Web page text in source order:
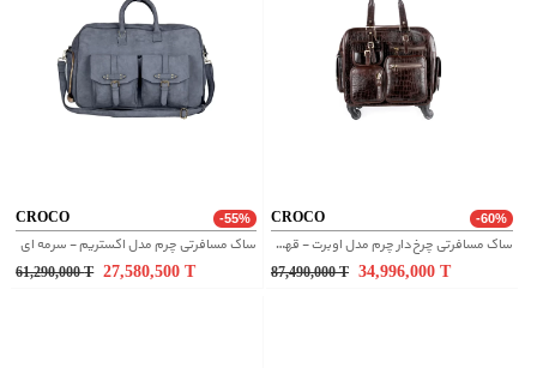
CROCO -55%
ساک مسافرتی چرم مدل اکستریم - سرمه ای
61,290,000T 27,580,500T
CROCO -60%
ساک مسافرتی چرخ‌دار چرم مدل اوبرت - قهوه ای
87,490,000T 34,996,000 T